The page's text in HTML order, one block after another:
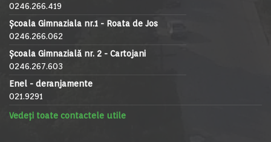
0246.266.419
Școala Gimnaziala nr.1 - Roata de Jos
0246.266.062
Școala Gimnazială nr. 2 - Cartojani
0246.267.603
Enel - deranjamente
021.9291
Vedeți toate contactele utile